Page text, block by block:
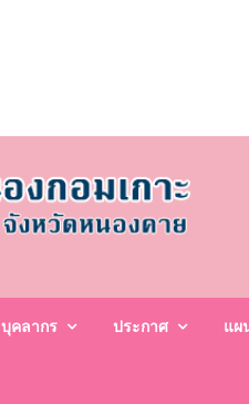
บุคลากร ประกาศ แผ